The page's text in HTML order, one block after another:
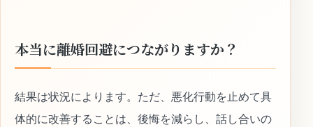
本当に離婚回避につながりますか？
結果は状況によります。ただ、悪化行動を止めて具
体的に改善することは、後悔を減らし、話し合いの